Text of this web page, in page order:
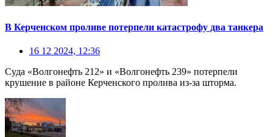
В Керченском проливе потерпели катастрофу два танкера
16 12 2024, 12:36
Суда «Волгонефть 212» и «Волгонефть 239» потерпели
крушение в районе Керченского пролива из-за шторма.